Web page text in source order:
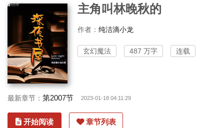
主角叫林晚秋的
作者： 纯洁滴小龙
玄幻魔法 487 万字 连载
最新章节： 第2007节 2023-01-18 04:11:29
开始阅读 章节列表